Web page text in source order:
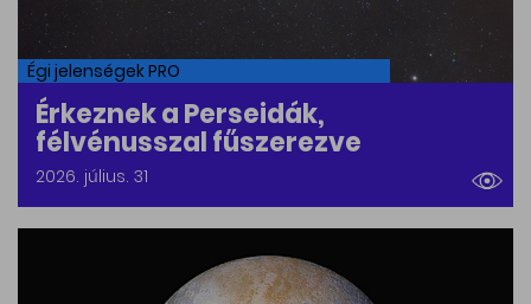
Égi jelenségek PRO
Érkeznek a Perseidák,
félvénusszal fűszerezve
2026. július. 31